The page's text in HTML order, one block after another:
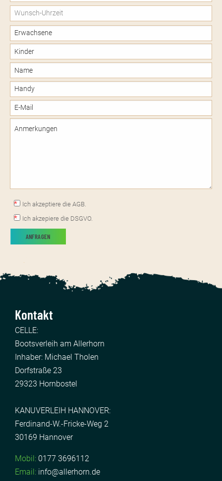
Date
Ich akzeptiere die AGB.
Ich akzepiere die DSGVO.
Kontakt
CELLE:
Bootsverleih am Allerhorn
Inhaber: Michael Tholen
Dorfstraße 23
29323 Hornbostel
KANUVERLEIH HANNOVER:
Ferdinand-W.-Fricke-Weg 2
30169 Hannover
Mobil: 0177 3696112
Email: info@allerhorn.de